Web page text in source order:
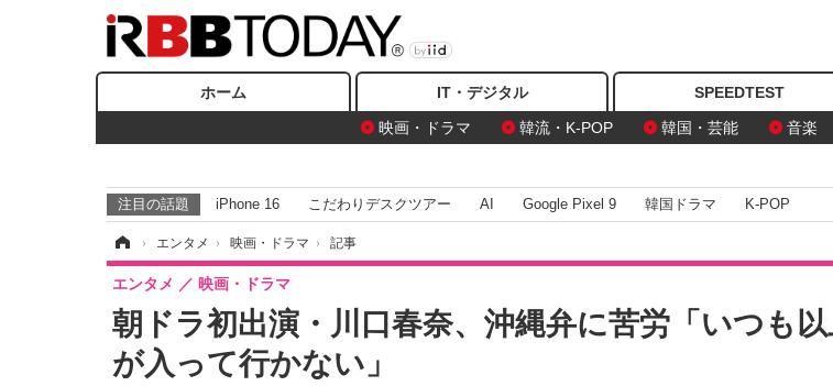
ホーム IT・デジタル SPEEDTEST
映画・ドラマ
韓流・K-POP 韓国・芸能 音楽
注目の話題 iPhone 16 こだわりデスクツアー AI Google Pixel 9 韓国ドラマ K-POP
› エンタメ › 映画・ドラマ › 記事
朝ドラ初出演・川口春奈、沖縄弁に苦労「いつも
が入って行かない」
エンタメ 映画・ドラマ